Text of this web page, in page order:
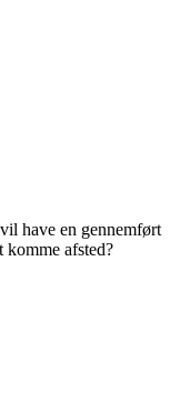
have en gennemført
komme afsted?